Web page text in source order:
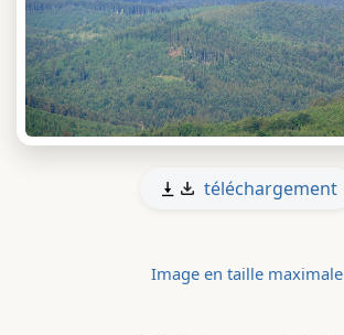
téléchargement
Image en taille maximale